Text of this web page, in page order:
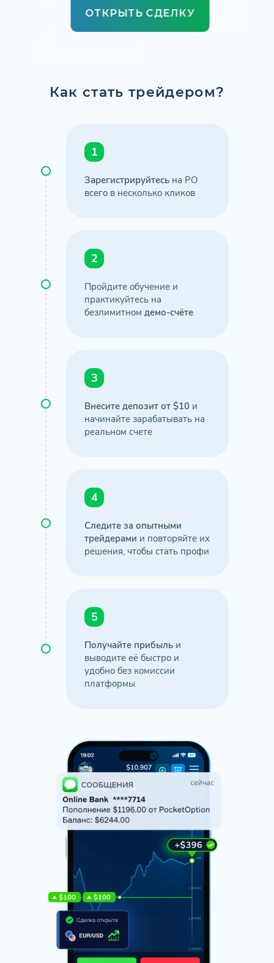
ОТКРЫТЬ СДЕЛКУ
Как стать трейдером?
1
Зарегистрируйтесь на PO
всего в несколько кликов
2
Пройдите обучение и
практикуйтесь на
безлимитном демо-счёте
3
Внесите депозит от $10 и
начинайте зарабатывать на
реальном счете
4
Следите за опытными
трейдерами и повторяйте их
решения, чтобы стать профи
5
Получайте прибыль и
выводите её быстро и
удобно без комиссии
платформы